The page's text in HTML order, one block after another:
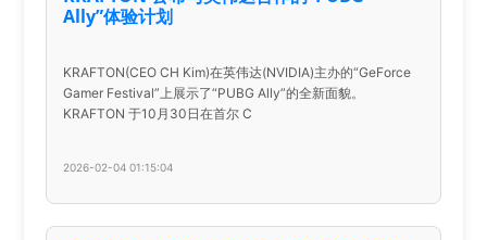
Ally”体验计划
KRAFTON(CEO CH Kim)在英伟达(NVIDIA)主办的“GeForce
Gamer Festival”上展示了“PUBG Ally”的全新面貌。
KRAFTON 于10月30日在首尔 C
2026-02-04 01:15:04